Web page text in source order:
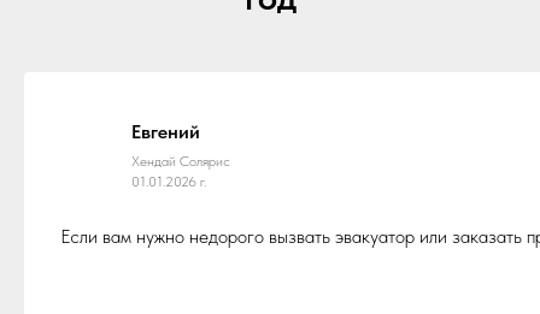
Евгений
Хендай Солярис
01.01.2026 г.
Если вам нужно недорого вызвать эвакуатор или